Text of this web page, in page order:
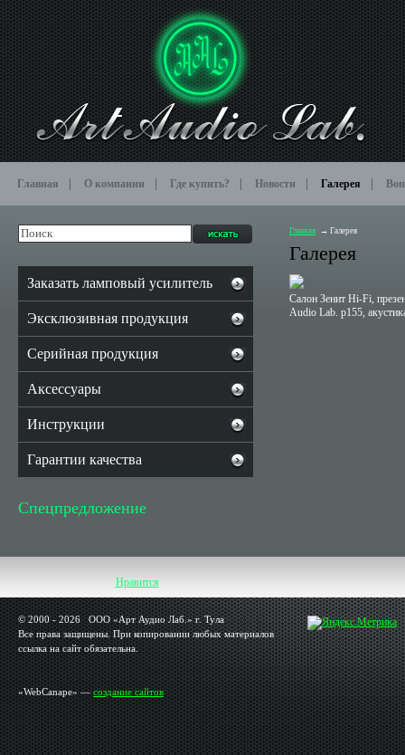
Главная О компании Где купить? Новости Галерея
Главная Галерея
Галерея
Салон Зенит Hi-Fi,
Audio Lab. p155,
Заказать ламповый усилитель
Эксклюзивная продукция
Серийная продукция
Аксессуары
Инструкции
Гарантии качества
Спецпредложение
Нравится
© 2000 - 2026 OOO «Арт Аудио Лаб.» г. Тула
Все права защищены. При копировании любых материалов
ссылка на сайт обязательна.
«WebCanape» —создание сайтов